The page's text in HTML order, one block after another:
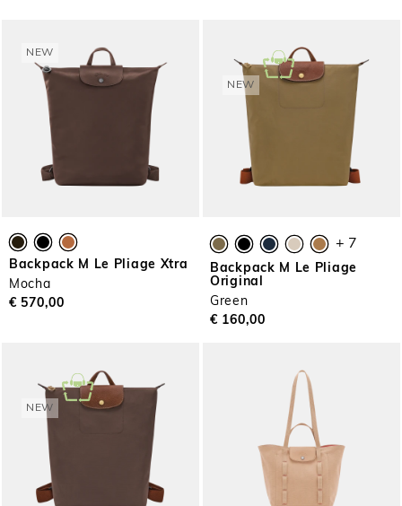
NEW
Backpack M Le Pliage Xtra
Mocha
€ 570,00
NEW
+ 7
Backpack M Le Pliage
Original
Green
€ 160,00
NEW